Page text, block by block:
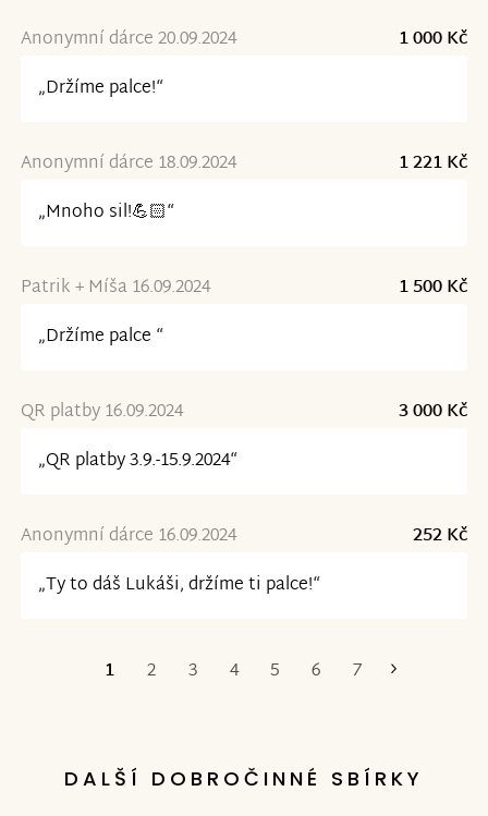
Anonymní dárce 20.09.2024
1 000 Kč
„Držíme palce!“
Anonymní dárce 18.09.2024
1 221 Kč
„Mnoho sil!💪🏻“
Patrik + Míša 16.09.2024
1 500 Kč
„Držíme palce “
QR platby 16.09.2024
3 000 Kč
„QR platby 3.9.-15.9.2024“
Anonymní dárce 16.09.2024
252 Kč
„Ty to dáš Lukáši, držíme ti palce!“
1 2 3 4 5 6 7
DALŠÍ DOBROČINNÉ SBÍRKY